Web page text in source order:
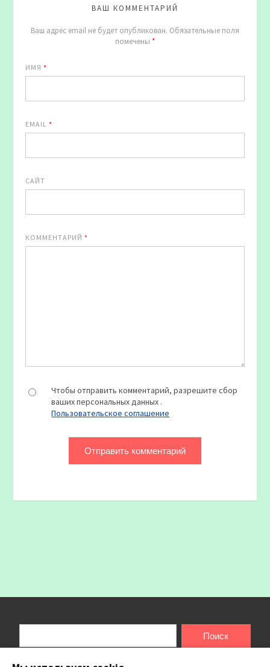
ВАШ КОММЕНТАРИЙ
Ваш адрес email не будет опубликован. Обязательные поля
помечены *
ИМЯ*
EMAIL*
САЙТ
КОММЕНТАРИЙ*
Чтобы отправить комментарий, разрешите сбор
ваших персональных данных .
Пользовательское соглашение